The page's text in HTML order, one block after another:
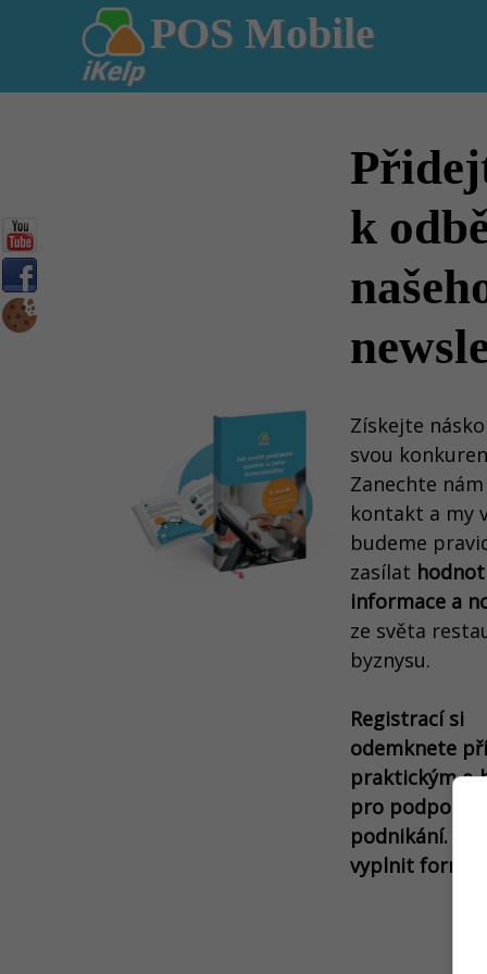
POS Mobile
k
Získejte
svou
Zanechte
kontakt a my
budeme
zasílat
informace a
ze světa
byznysu.
Registrací si
odemknete
praktickým e-
pro podporu
podnikání. Stačí
vyplnit